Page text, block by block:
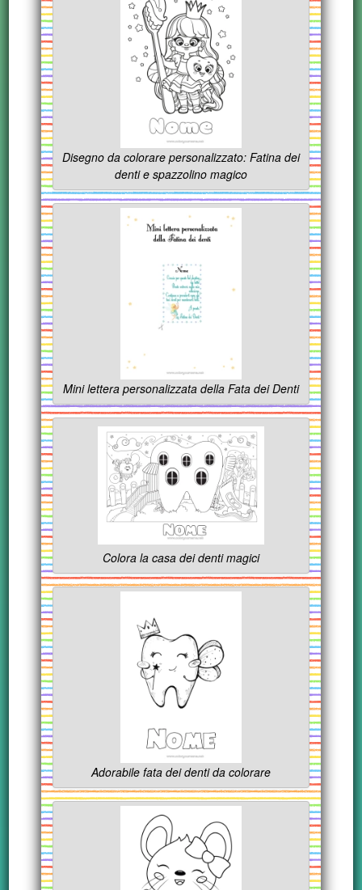
Disegno da colorare personalizzato: Fatina dei
denti e spazzolino magico
Mini lettera personalizzata della Fata dei Denti
Colora la casa dei denti magici
Adorabile fata dei denti da colorare